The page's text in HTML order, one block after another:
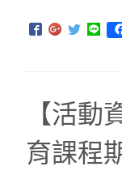
【活
育課程